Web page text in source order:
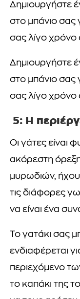
Δημιουργήστε
στο μπάνιο σας
σας λίγο χρόνο
Δημιουργήστε
στο μπάνιο σας
σας λίγο χρόνο
5: Η
Οι γάτες είναι
ακόρεστη
μυρωδιών,
τις διάφορες
να είναι ένα
Το γατάκι σας
ενδιαφέρεται
περιεχόμενο
το καπάκι της